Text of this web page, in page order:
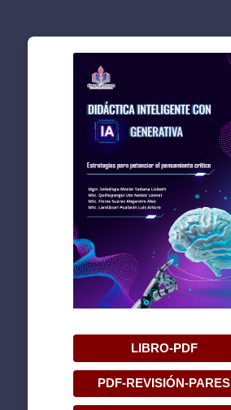
LIBRO-PDF
PDF-REVISIÓN-PARES